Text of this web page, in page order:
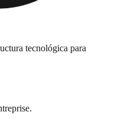
tecnológica para